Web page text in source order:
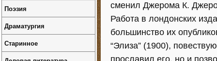
сменил Джерома К.
Работа в лондонских
большинство их
“Элиза” (1900),
прославил его, но и
Поэзия
Драматургия
Старинное